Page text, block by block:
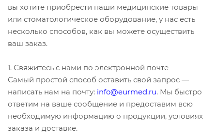
вы хотите приобрести наши медицинские товары
или стоматологическое оборудование, у нас есть
несколько способов, как вы можете осуществить
ваш заказ.
1. Свяжитесь с нами по электронной почте
Самый простой способ оставить свой запрос —
написать нам на почту: info@eurmed.ru. Мы быстро
ответим на ваше сообщение и предоставим всю
необходимую информацию о продукции, условиях
заказа и доставке.